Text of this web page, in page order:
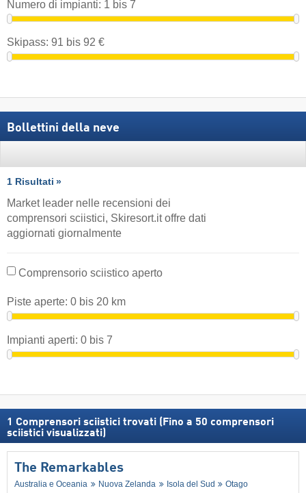
Numero di impianti: 1 bis 7
Skipass: 91 bis 92 €
Bollettini della neve
1 Risultati
Market leader nelle recensioni dei
comprensori sciistici, Skiresort.it offre dati
aggiornati giornalmente
Comprensorio sciistico aperto
Piste aperte: 0 bis 20 km
Impianti aperti: 0 bis 7
1 Comprensori sciistici trovati (Fino a 50 comprensori
sciistici visualizzati)
The Remarkables
Australia e Oceania Nuova Zelanda Isola del Sud Otago